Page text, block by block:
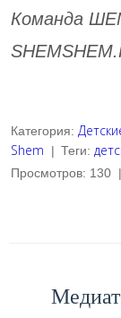
Команда
Категория:
Shem | Теги:
Просмотров: 130 |